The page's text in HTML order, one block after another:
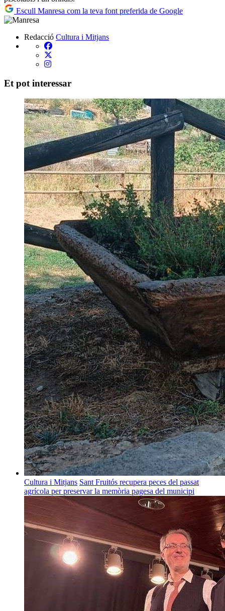
Escull Manresa com la teva font preferida de Google
Redacció Cultura i Mitjans
Et pot interessar
Cultura i Mitjans Sant Fruitós recupera peces del passat
agrícola per preservar la memòria pagesa del municipi